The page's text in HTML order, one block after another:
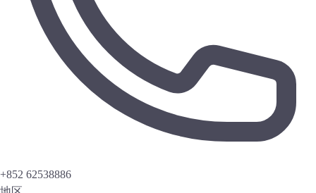
+852 62538886